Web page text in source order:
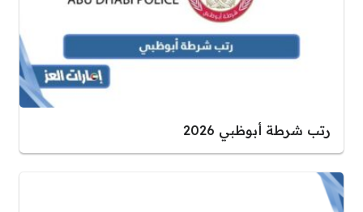
رتب شرطة أبوظبي 2026